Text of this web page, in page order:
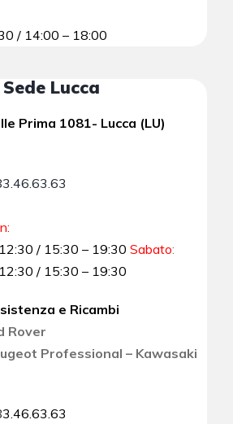
/ 14:00 – 18:00
Sede Lucca
Prima 1081- Lucca (LU)
/ 15:30 – 19:30 Sabato:
/ 15:30 – 19:30
e Ricambi
Rover
Professional – Kawasaki
3.46.63.63